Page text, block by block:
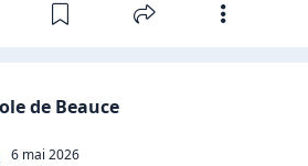
de Beauce
6 mai 2026